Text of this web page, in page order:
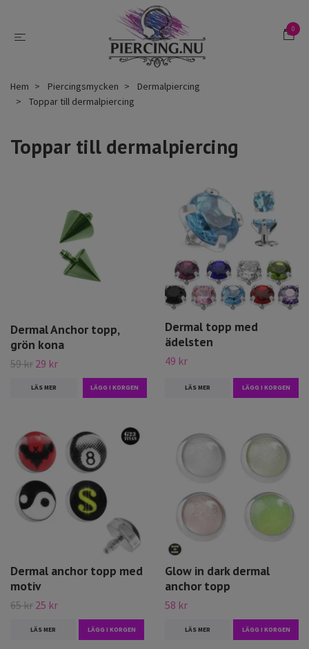
0
Hem Piercingsmycken
Dermalpiercing
Toppar till dermalpiercing
Toppar till dermalpiercing
Dermal Anchor topp,
grön kona
59 kr 29 kr
LÄS MER
Dermal topp med
ädelsten
49 kr
LÄS MER LÄGG I KORGEN
Dermal anchor topp med
motiv
65 kr 25 kr
LÄS MER LÄGG I KORGEN
Glow in dark dermal
anchor topp
58 kr
LÄS MER LÄGG I KORGEN